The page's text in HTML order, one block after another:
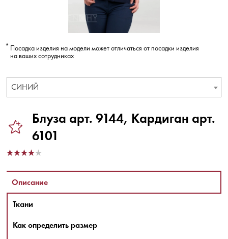
Посадка изделия на модели может отличаться от посадки изделия
на ваших сотрудниках
СИНИЙ
Блуза арт. 9144, Кардиган арт.
6101
Описание
Ткани
Как определить размер